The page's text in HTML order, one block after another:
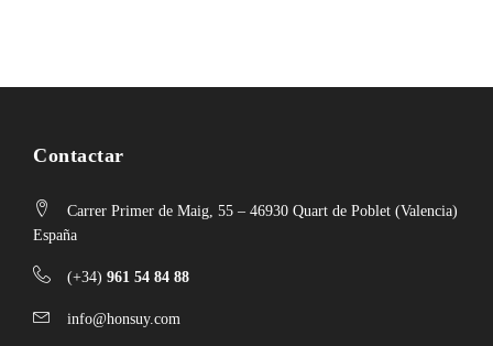
Contactar
Carrer Primer de Maig, 55 – 46930 Quart de Poblet (Valencia)
España
(+34) 961 54 84 88
info@honsuy.com